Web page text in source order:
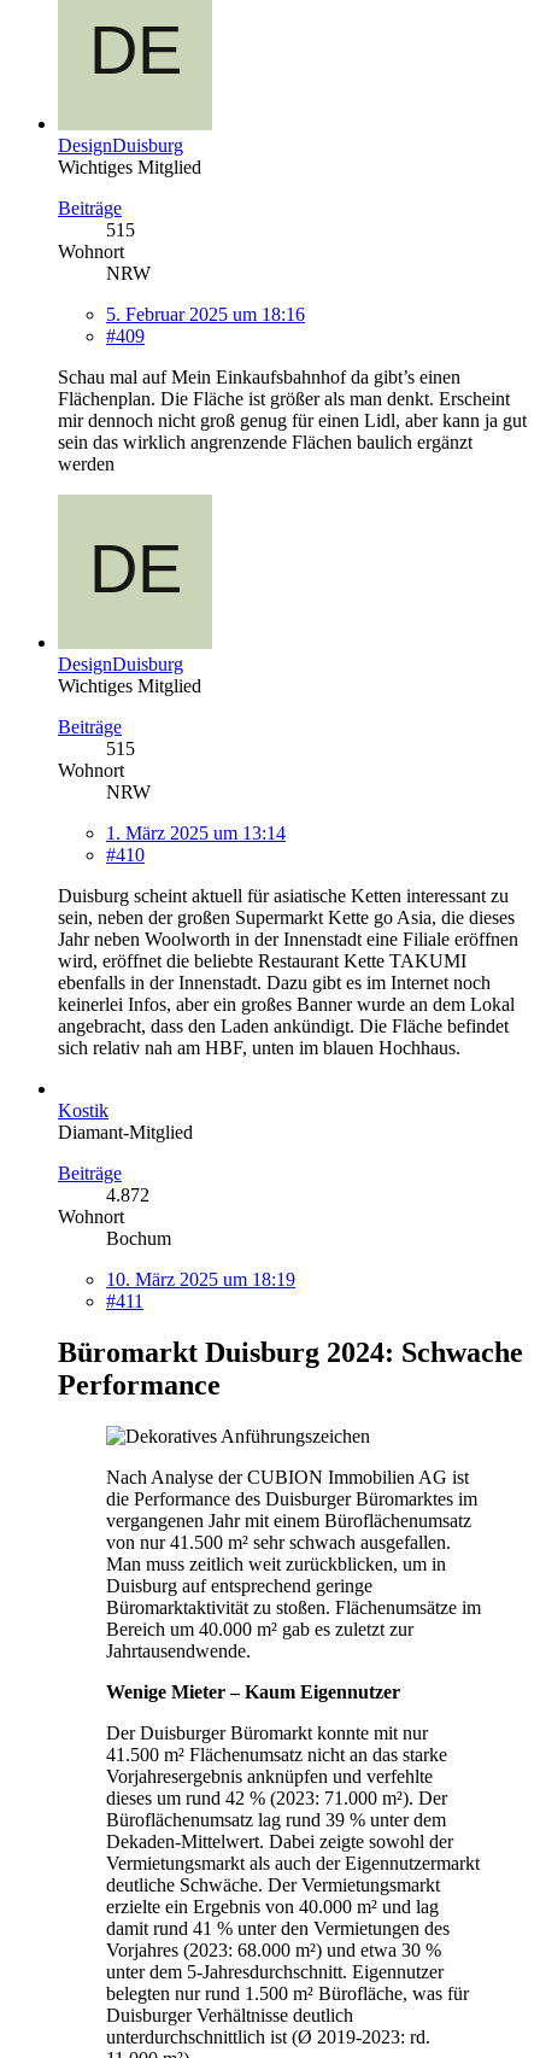
DesignDuisburg
Wichtiges Mitglied
Beiträge
515
Wohnort
NRW
5. Februar 2025 um 18:16
#409
Schau mal auf Mein Einkaufsbahnhof da gibt’s einen
Flächenplan. Die Fläche ist größer als man denkt. Erscheint
mir dennoch nicht groß genug für einen Lidl, aber kann ja gut
sein das wirklich angrenzende Flächen baulich ergänzt
werden
DesignDuisburg
Wichtiges Mitglied
Beiträge
515
Wohnort
NRW
1. März 2025 um 13:14
#410
Duisburg scheint aktuell für asiatische Ketten interessant zu
sein, neben der großen Supermarkt Kette go Asia, die dieses
Jahr neben Woolworth in der Innenstadt eine Filiale eröffnen
wird, eröffnet die beliebte Restaurant Kette TAKUMI
ebenfalls in der Innenstadt. Dazu gibt es im Internet noch
keinerlei Infos, aber ein großes Banner wurde an dem Lokal
angebracht, dass den Laden ankündigt. Die Fläche befindet
sich relativ nah am HBF, unten im blauen Hochhaus.
Kostik
Diamant-Mitglied
Beiträge
4.872
Wohnort
Bochum
10. März 2025 um 18:19
#411
Büromarkt Duisburg 2024: Schwache
Performance
Nach Analyse der CUBION Immobilien AG ist
die Performance des Duisburger Büromarktes im
vergangenen Jahr mit einem Büroflächenumsatz
von nur 41.500 m² sehr schwach ausgefallen.
Man muss zeitlich weit zurückblicken, um in
Duisburg auf entsprechend geringe
Büromarktaktivität zu stoßen. Flächenumsätze im
Bereich um 40.000 m² gab es zuletzt zur
Jahrtausendwende.
Wenige Mieter – Kaum Eigennutzer
Der Duisburger Büromarkt konnte mit nur
41.500 m² Flächenumsatz nicht an das starke
Vorjahresergebnis anknüpfen und verfehlte
dieses um rund 42 % (2023: 71.000 m²). Der
Büroflächenumsatz lag rund 39 % unter dem
Dekaden-Mittelwert. Dabei zeigte sowohl der
Vermietungsmarkt als auch der Eigennutzermarkt
deutliche Schwäche. Der Vermietungsmarkt
erzielte ein Ergebnis von 40.000 m² und lag
damit rund 41 % unter den Vermietungen des
Vorjahres (2023: 68.000 m²) und etwa 30 %
unter dem 5-Jahresdurchschnitt. Eigennutzer
belegten nur rund 1.500 m² Bürofläche, was für
Duisburger Verhältnisse deutlich
unterdurchschnittlich ist (Ø 2019-2023: rd.